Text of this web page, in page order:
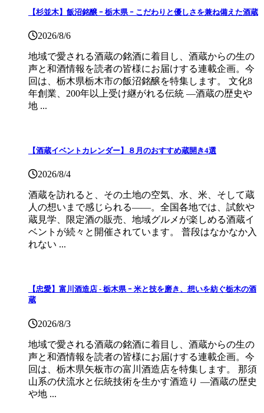
【杉並木】飯沼銘醸 ｰ 栃木県 ｰ こだわりと優しさを兼ね備えた酒蔵
2026/8/6
地域で愛される酒蔵の銘酒に着目し、酒蔵からの生の
声と和酒情報を読者の皆様にお届けする連載企画。今
回は、栃木県栃木市の飯沼銘醸を特集します。 文化8
年創業、200年以上受け継がれる伝統 ―酒蔵の歴史や
地 ...
【酒蔵イベントカレンダー】８月のおすすめ蔵開き4選
2026/8/4
酒蔵を訪れると、その土地の空気、水、米、そして蔵
人の想いまで感じられる——。全国各地では、試飲や
蔵見学、限定酒の販売、地域グルメが楽しめる酒蔵イ
ベントが続々と開催されています。 普段はなかなか入
れない ...
【忠愛】富川酒造店 ‐ 栃木県 ｰ 米と技を磨き、想いを紡ぐ栃木の酒
蔵
2026/8/3
地域で愛される酒蔵の銘酒に着目し、酒蔵からの生の
声と和酒情報を読者の皆様にお届けする連載企画。今
回は、栃木県矢板市の富川酒造店を特集します。 那須
山系の伏流水と伝統技術を生かす酒造り ―酒蔵の歴史
や地 ...